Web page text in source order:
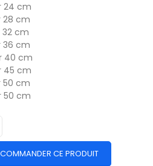
24 cm
cm
cm
cm
40 cm
45 cm
cm
50 cm
CE PRODUIT